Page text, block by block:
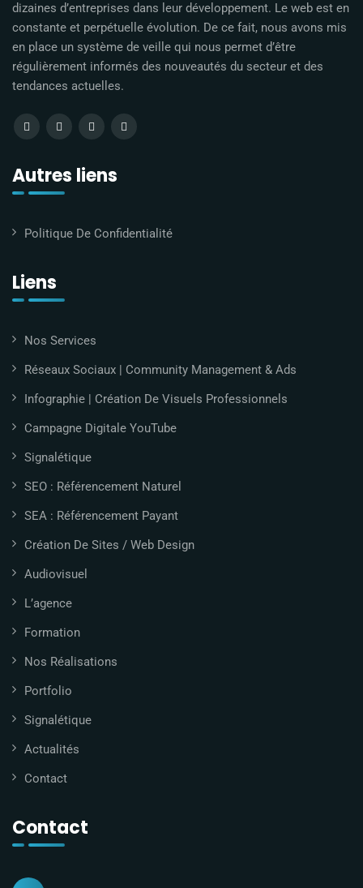
dizaines d’entreprises dans leur développement. Le web est en
constante et perpétuelle évolution. De ce fait, nous avons mis
en place un système de veille qui nous permet d’être
régulièrement informés des nouveautés du secteur et des
tendances actuelles.
Autres liens
Politique De Confidentialité
Liens
Nos Services
Réseaux Sociaux | Community Management & Ads
Infographie | Création De Visuels Professionnels
Campagne Digitale YouTube
Signalétique
SEO : Référencement Naturel
SEA : Référencement Payant
Création De Sites / Web Design
Audiovisuel
L’agence
Formation
Nos Réalisations
Portfolio
Signalétique
Actualités
Contact
Contact